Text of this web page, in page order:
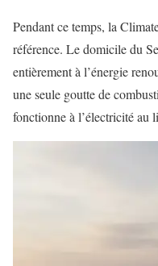
Pendant ce temps, la
référence. Le domicile du
entièrement à l’énergie
une seule goutte de
fonctionne à l’électricité au